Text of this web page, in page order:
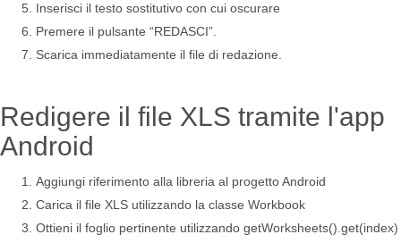
Inserisci il testo sostitutivo con cui oscurare
Premere il pulsante “REDASCI”.
Scarica immediatamente il file di redazione.
Redigere il file XLS tramite l'app
Android
Aggiungi riferimento alla libreria al progetto Android
Carica il file XLS utilizzando la classe Workbook
Ottieni il foglio pertinente utilizzando getWorksheets().get(index)